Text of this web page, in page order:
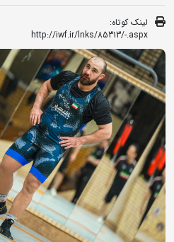
لینک کوتاه:
http://iwf.ir/lnks/85313/-.aspx